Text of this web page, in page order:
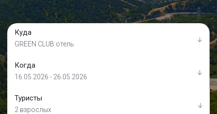
Куда
GREEN CLUB отель
Когда
16.05.2026 - 26.05.2026
Туристы
2 взрослых